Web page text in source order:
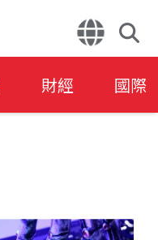
財經 國際